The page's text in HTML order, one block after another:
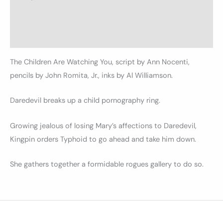
The Children Are Watching You, script by Ann Nocenti,
pencils by John Romita, Jr., inks by Al Williamson.
Daredevil breaks up a child pornography ring.
Growing jealous of losing Mary’s affections to Daredevil,
Kingpin orders Typhoid to go ahead and take him down.
She gathers together a formidable rogues gallery to do so.